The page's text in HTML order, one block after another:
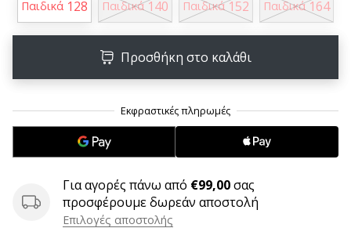
•
6 λεπτά ανάγνωσης
μάρκας
χάντμπολ
του
χάντμπολ
Παιδικά 128 Παιδικά 140 Παιδικά 152 Παιδικά 164
Προσθήκη στο καλάθι
Για αγορές πάνω από €99,00σας
προσφέρουμε δωρεάν αποστολή
Επιλογές αποστολής